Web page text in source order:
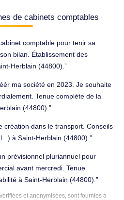
de cabinets comptables
comptable pour tenir sa
bilan. Établissement des
Herblain (44800).
ma société en 2023. Je souhaite
Tenue complète de la
(44800).
création dans le transport. Conseils
à Saint-Herblain (44800).
prévisionnel pluriannuel pour
avant mercredi. Tenue
à Saint-Herblain (44800).
et anonymisées, sont fournies à